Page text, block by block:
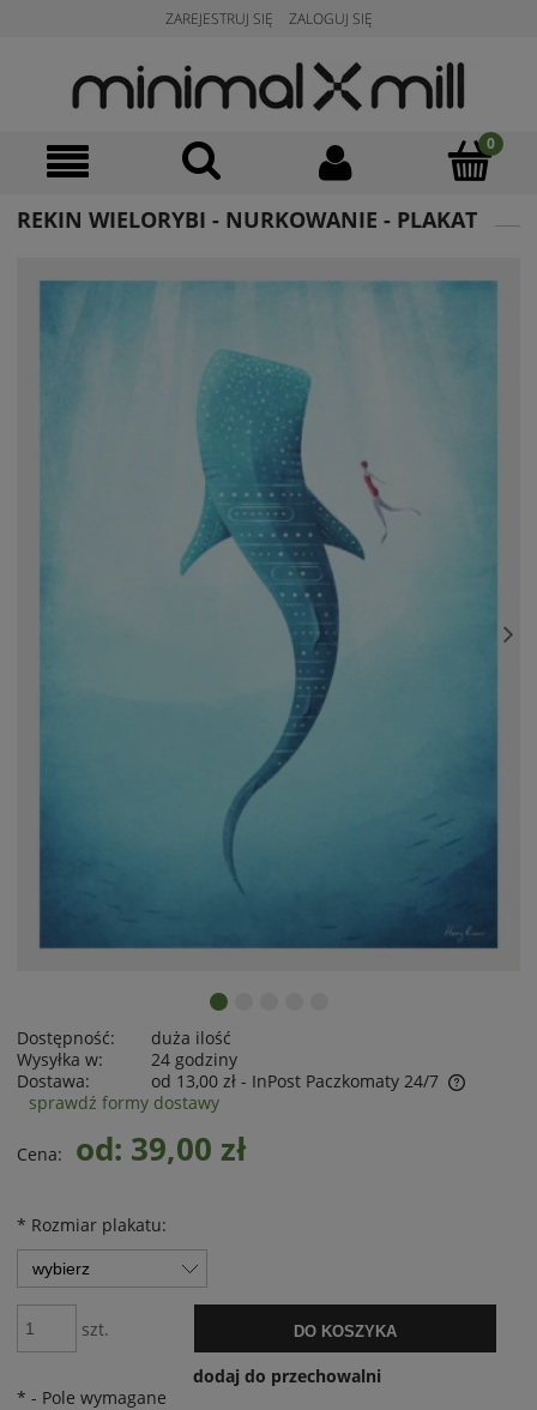
ZAREJESTRUJ SIĘ ZALOGUJ SIĘ
REKIN WIELORYBI - NURKOWANIE - PLAKAT
Dostępność:
duża ilość
Wysyłka w:
24 godziny
Dostawa:
od 13,00 zł - InPost Paczkomaty 24/7
sprawdź formy dostawy
Cena: od: 39,00 zł
* Rozmiar plakatu:
szt. DO KOSZYKA
dodaj do przechowalni
* - Pole wymagane